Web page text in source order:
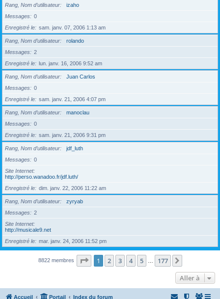
Rang, Nom d’utilisateur
izaho
Messages
0
Enregistré le
sam. janv. 07, 2006 1:13 am
Rang, Nom d’utilisateur
rolando
Messages
2
Enregistré le
lun. janv. 16, 2006 9:52 am
Rang, Nom d’utilisateur
Juan Carlos
Messages
0
Enregistré le
sam. janv. 21, 2006 4:07 pm
Rang, Nom d’utilisateur
manoclau
Messages
0
Enregistré le
sam. janv. 21, 2006 9:31 pm
Rang, Nom d’utilisateur
jdf_luth
Messages
0
Site Internet
http://perso.wanadoo.fr/jdf.luth/
Enregistré le
dim. janv. 22, 2006 11:22 am
Rang, Nom d’utilisateur
zyryab
Messages
2
Site Internet
http://musicale9.net
Enregistré le
mar. janv. 24, 2006 11:52 pm
8822 membres Page 1sur177
1 2 3 4 5 177
Aller à
Accueil Portail Index du forum